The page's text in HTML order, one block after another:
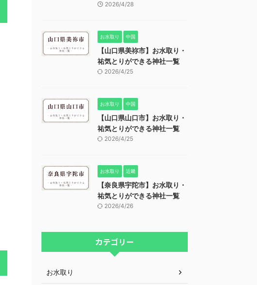
2026/4/28
お水取り 中国
【山口県美祢市】お水取り・
祐気とりができる神社一覧
2026/4/25
お水取り 中国
【山口県山口市】お水取り・
祐気とりができる神社一覧
2026/4/25
お水取り 近畿
【奈良県宇陀市】お水取り・
祐気とりができる神社一覧
2026/4/26
カテゴリー
お水取り